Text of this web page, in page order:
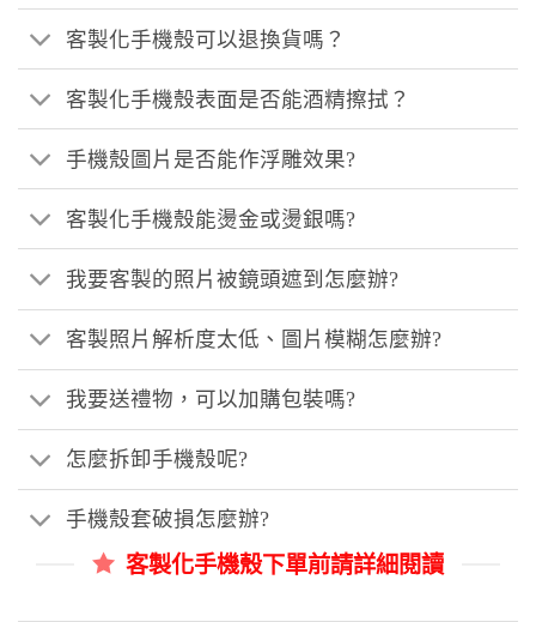
客製化手機殼可以退換貨嗎？
客製化手機殼表面是否能酒精擦拭？
手機殼圖片是否能作浮雕效果?
客製化手機殼能燙金或燙銀嗎?
我要客製的照片被鏡頭遮到怎麼辦?
客製照片解析度太低、圖片模糊怎麼辦?
我要送禮物，可以加購包裝嗎?
怎麼拆卸手機殼呢?
手機殼套破損怎麼辦?
客製化手機殼下單前請詳細閱讀